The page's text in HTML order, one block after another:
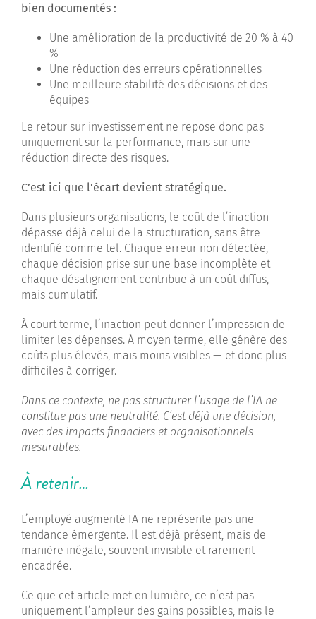
bien documentés :
Une amélioration de la productivité de 20 % à 40
%
Une réduction des erreurs opérationnelles
Une meilleure stabilité des décisions et des
équipes
Le retour sur investissement ne repose donc pas
uniquement sur la performance, mais sur une
réduction directe des risques.
C’est ici que l’écart devient stratégique.
Dans plusieurs organisations, le coût de l’inaction
dépasse déjà celui de la structuration, sans être
identifié comme tel. Chaque erreur non détectée,
chaque décision prise sur une base incomplète et
chaque désalignement contribue à un coût diffus,
mais cumulatif.
À court terme, l’inaction peut donner l’impression de
limiter les dépenses. À moyen terme, elle génère des
coûts plus élevés, mais moins visibles — et donc plus
difficiles à corriger.
Dans ce contexte, ne pas structurer l’usage de l’IA ne
constitue pas une neutralité. C’est déjà une décision,
avec des impacts financiers et organisationnels
mesurables.
À retenir…
L’employé augmenté IA ne représente pas une
tendance émergente. Il est déjà présent, mais de
manière inégale, souvent invisible et rarement
encadrée.
Ce que cet article met en lumière, ce n’est pas
uniquement l’ampleur des gains possibles, mais le